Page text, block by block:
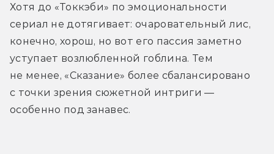
Хотя до «Токкэби» по эмоциональности
сериал не дотягивает: очаровательный лис,
конечно, хорош, но вот его пассия заметно
уступает возлюбленной гоблина. Тем
не менее, «Сказание» более сбалансировано
с точки зрения сюжетной интриги —
особенно под занавес.